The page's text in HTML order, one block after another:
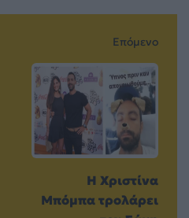
Επόμενο
H Χριστίνα
Μπόμπα τρολάρει